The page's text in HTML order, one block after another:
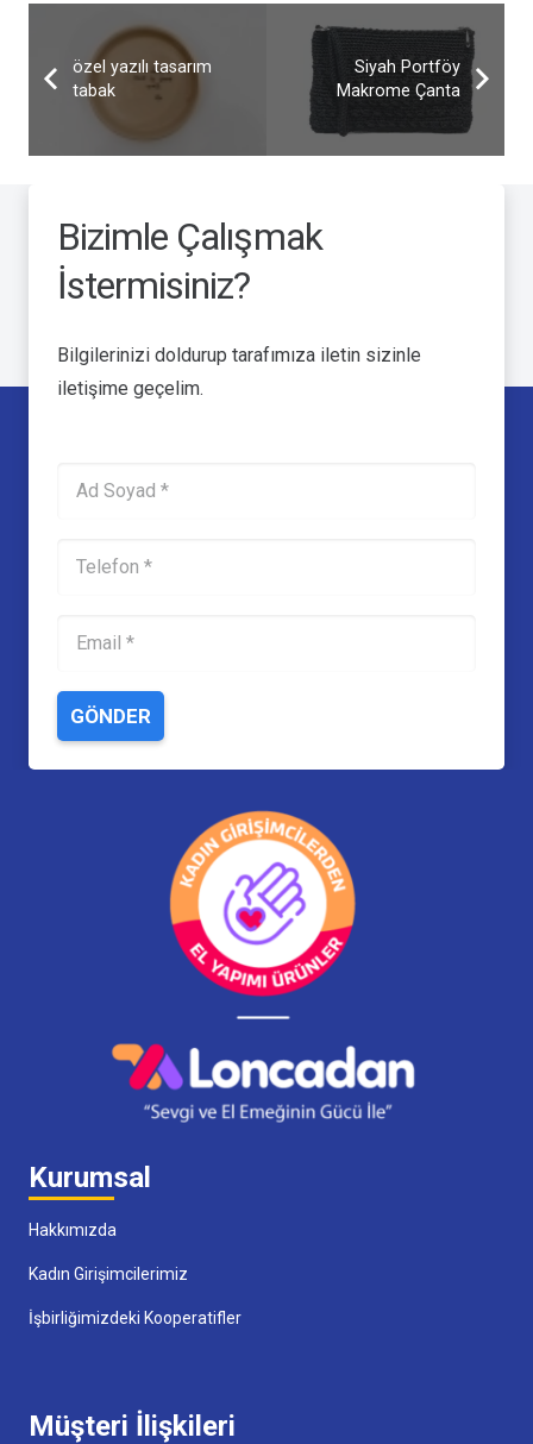
özel yazılı tasarım
tabak
Siyah Portföy
Makrome Çanta
Bizimle Çalışmak
İstermisiniz?
Bilgilerinizi doldurup tarafımıza iletin sizinle
iletişime geçelim.
GÖNDER
Kurumsal
Hakkımızda
Kadın Girişimcilerimiz
İşbirliğimizdeki Kooperatifler
Müşteri İlişkileri